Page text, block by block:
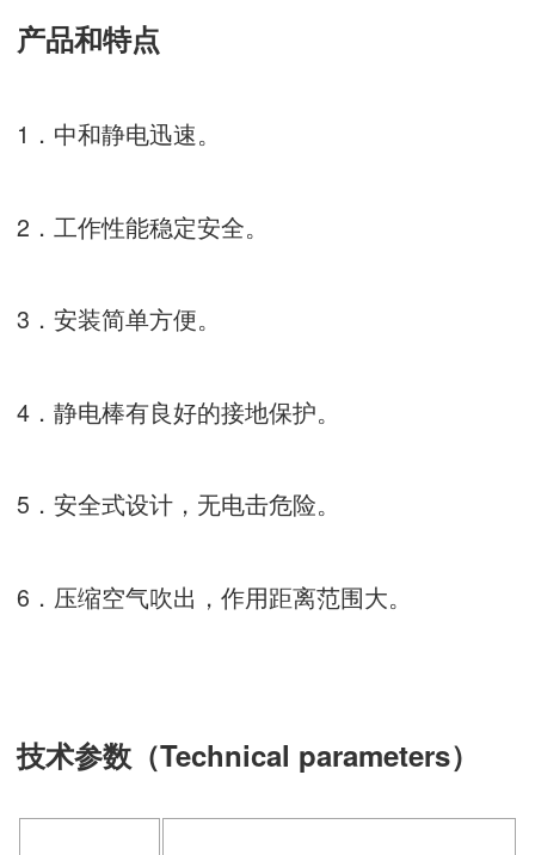
产品和特点
1．中和静电迅速。
2．工作性能稳定安全。
3．安装简单方便。
4．静电棒有良好的接地保护。
5．安全式设计，无电击危险。
6．压缩空气吹出，作用距离范围大。
技术参数（Technical parameters）